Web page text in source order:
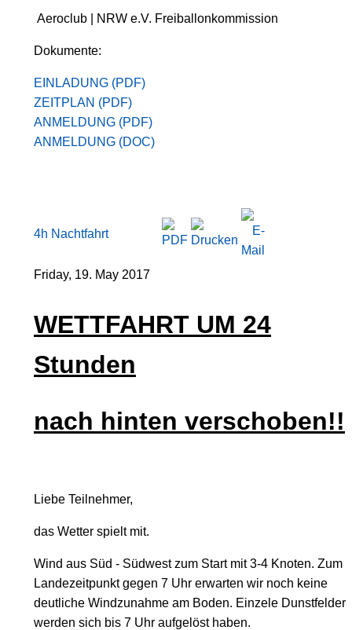
Aeroclub | NRW e.V. Freiballonkommission
Dokumente:
EINLADUNG (PDF)
ZEITPLAN (PDF)
ANMELDUNG (PDF)
ANMELDUNG (DOC)
4h Nachtfahrt
Friday, 19. May 2017
WETTFAHRT UM 24
Stunden
nach hinten verschoben!!
Liebe Teilnehmer,
das Wetter spielt mit.
Wind aus Süd - Südwest zum Start mit 3-4 Knoten. Zum
Landezeitpunkt gegen 7 Uhr erwarten wir noch keine
deutliche Windzunahme am Boden. Einzele Dunstfelder
werden sich bis 7 Uhr aufgelöst haben.